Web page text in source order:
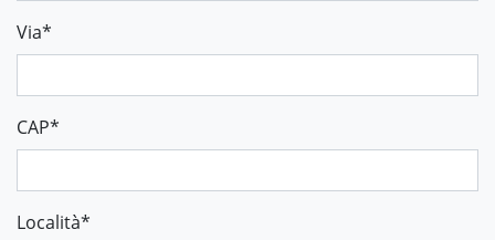
Via*
CAP*
Località*